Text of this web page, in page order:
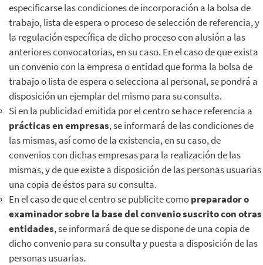
especificarse las condiciones de incorporación a la bolsa de
trabajo, lista de espera o proceso de selección de referencia, y
la regulación específica de dicho proceso con alusión a las
anteriores convocatorias, en su caso. En el caso de que exista
un convenio con la empresa o entidad que forma la bolsa de
trabajo o lista de espera o selecciona al personal, se pondrá a
disposición un ejemplar del mismo para su consulta.
Si en la publicidad emitida por el centro se hace referencia a
prácticas en empresas, se informará de las condiciones de
las mismas, así como de la existencia, en su caso, de
convenios con dichas empresas para la realización de las
mismas, y de que existe a disposición de las personas usuarias
una copia de éstos para su consulta.
En el caso de que el centro se publicite comopreparador o
examinador sobre la base del convenio suscrito con otras
entidades, se informará de que se dispone de una copia de
dicho convenio para su consulta y puesta a disposición de las
personas usuarias.